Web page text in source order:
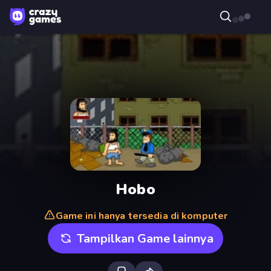
Hobo
Game ini hanya tersedia di komputer
Tampilkan Game lainnya